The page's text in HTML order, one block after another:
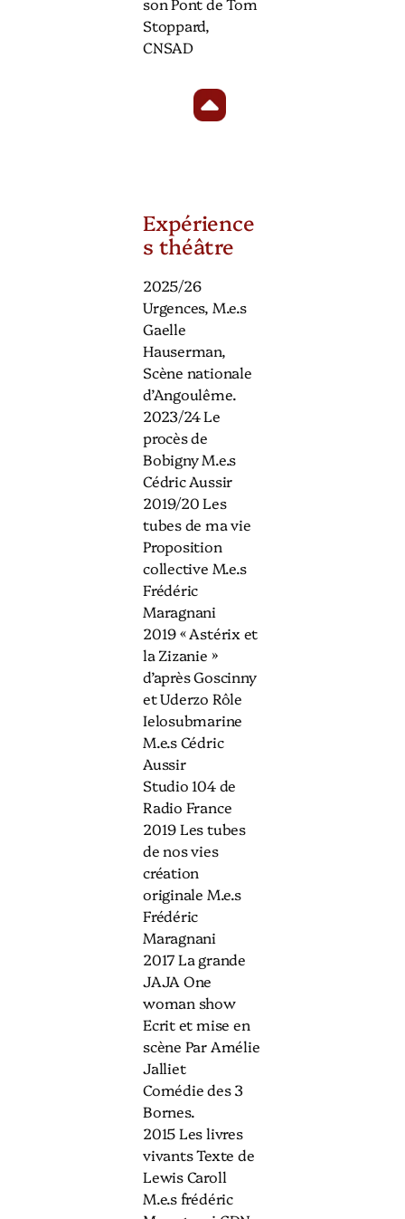
Stoppard,
CNSAD
Expérience
s théâtre
2025/26
Urgences, M.e.s
Gaelle
Hauserman,
Scène nationale
d’Angoulême.
2023/24 Le
procès de
Bobigny M.e.s
Cédric Aussir
2019/20 Les
tubes de ma vie
Proposition
collective M.e.s
Frédéric
Maragnani
2019 « Astérix et
la Zizanie »
d’après Goscinny
et Uderzo Rôle
Ielosubmarine
M.e.s Cédric
Aussir
Studio 104 de
Radio France
2019 Les tubes
de nos vies
création
originale M.e.s
Frédéric
Maragnani
2017 La grande
JAJA One
woman show
Ecrit et mise en
scène Par Amélie
Jalliet
Comédie des 3
Bornes.
2015 Les livres
vivants Texte de
Lewis Caroll
M.e.s frédéric